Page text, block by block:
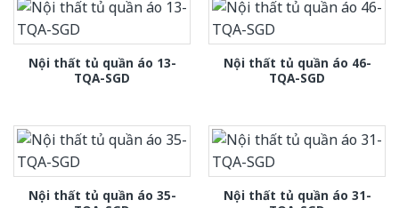
Nội thất tủ quần áo 13-
TQA-SGD
Nội thất tủ quần áo 46-
TQA-SGD
Nội thất tủ quần áo 35-
Nội thất tủ quần áo 31-